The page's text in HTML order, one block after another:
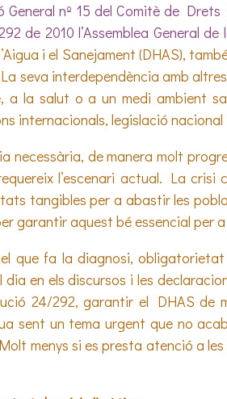
General nº 15 del Comitè de
de 2010 l’Assemblea General
i el Sanejament (DHAS),
seva interdependència amb
a la salut o a un medi ambient
internacionals, legislació
necessària, de manera molt
l’escenari actual. La crisi
tangibles per a abastir les
garantir aquest bé essencial per
que fa la diagnosi,
en els discursos i les
24/292, garantir el DHAS de
sent un tema urgent que no
menys si es presta atenció a